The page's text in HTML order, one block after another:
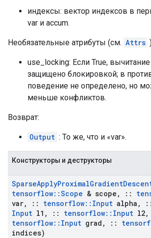
индексы: вектор индексов в
var и accum.
Необязательные атрибуты (см. Attrs
use_locking: Если True,
защищено блокировкой; в
поведение не определено, но
меньше конфликтов.
Возврат:
Output : То же, что и «var».
Конструкторы и деструкторы
SparseApplyProximalGradient
tensorflow::Scope & scope , ::
var, :: tensorflow:: Input alpha , ::
Input l1 , :: tensorflow:: Input l2,
tensorflow:: Input grad , ::
indices)